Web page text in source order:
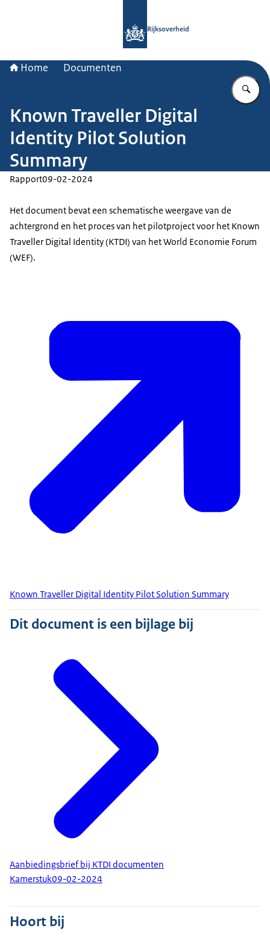
Rijksoverheid
Home Documenten
Known Traveller Digital
Identity Pilot Solution
Summary
Rapport09-02-2024
Het document bevat een schematische weergave van de
achtergrond en het proces van het pilotproject voor het Known
Traveller Digital Identity (KTDI) van het World Economie Forum
(WEF).
Known Traveller Digital Identity Pilot Solution Summary
Dit document is een bijlage bij
Aanbiedingsbrief bij KTDI documenten
Kamerstuk09-02-2024
Hoort bij